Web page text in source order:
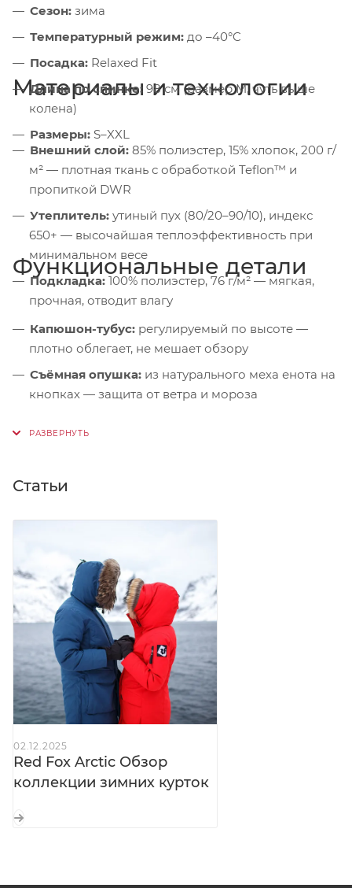
Сезон: зима
Температурный режим: до –40°C
Посадка: Relaxed Fit
Длина по спинке: 98 см (размер M, чуть выше
колена)
Размеры: S–XXL
Материалы и технологии
Внешний слой: 85% полиэстер, 15% хлопок, 200 г/
м² — плотная ткань с обработкой Teflon™ и
пропиткой DWR
Утеплитель: утиный пух (80/20–90/10), индекс
650+ — высочайшая теплоэффективность при
минимальном весе
Подкладка: 100% полиэстер, 76 г/м² — мягкая,
прочная, отводит влагу
Функциональные детали
Капюшон-тубус: регулируемый по высоте —
плотно облегает, не мешает обзору
Съёмная опушка: из натурального меха енота на
кнопках — защита от ветра и мороза
слой в зоне плеч — усиленная защита от холода
— от раздражения
Нагрудные и боковые карманы:
влагозащитных молниях с флисом High Loft —
тепло для рук и мелочей
Карман на рукаве:
с влагозащитной молнией —
для пропуска или гаджетов
Рукава:с регулировкой длины —
подстраиваются под перчатки и рост
Внутренние манжеты:трикотажные —
Внутренние карманы:
вещей
Статьи
02.12.2025
Red Fox Arctic Обзор
коллекции зимних курток